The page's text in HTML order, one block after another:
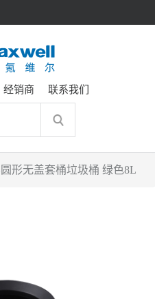
经销商 联系我们
形无盖套桶垃圾桶 绿色8L